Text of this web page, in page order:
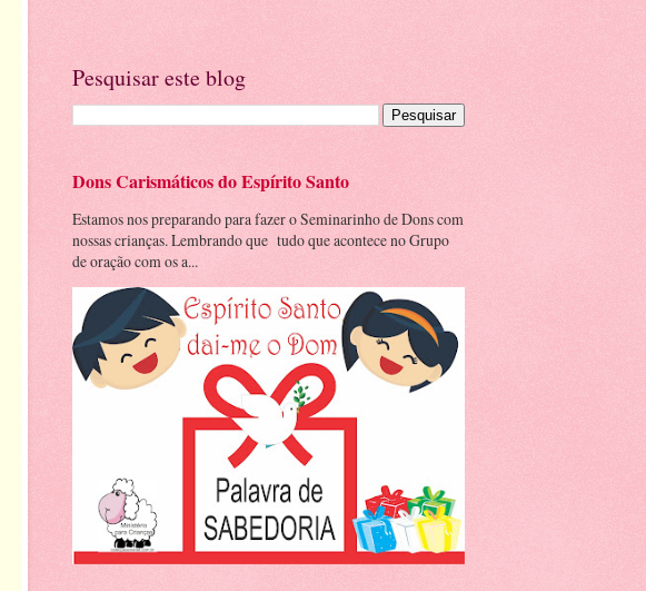
Pesquisar este blog
Dons Carismáticos do Espírito Santo
Estamos nos preparando para fazer o Seminarinho de Dons com
nossas crianças. Lembrando que tudo que acontece no Grupo
de oração com os a...